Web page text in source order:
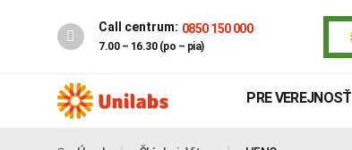
Call centrum: 0850 150 000
7.00 – 16.30 (po – pia)
PRE VEREJNOSŤ